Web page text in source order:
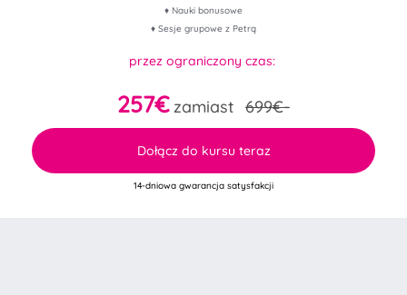
♦ Nauki bonusowe
♦ Sesje grupowe z Petrą
przez ograniczony czas:
257€zamiast 699€-
Dołącz do kursu teraz
14-dniowa gwarancja satysfakcji